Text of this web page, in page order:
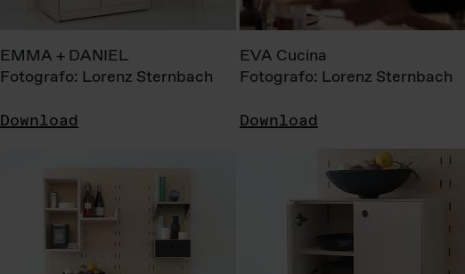
EMMA + DANIEL
Fotografo: Lorenz Sternbach
Download
EVA Cucina
Fotografo: Lorenz Sternbach
Download